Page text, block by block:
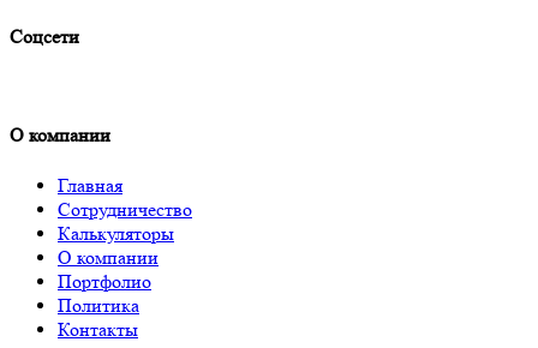
Соцсети
О компании
Главная
Сотрудничество
Калькуляторы
О компании
Портфолио
Политика
Контакты